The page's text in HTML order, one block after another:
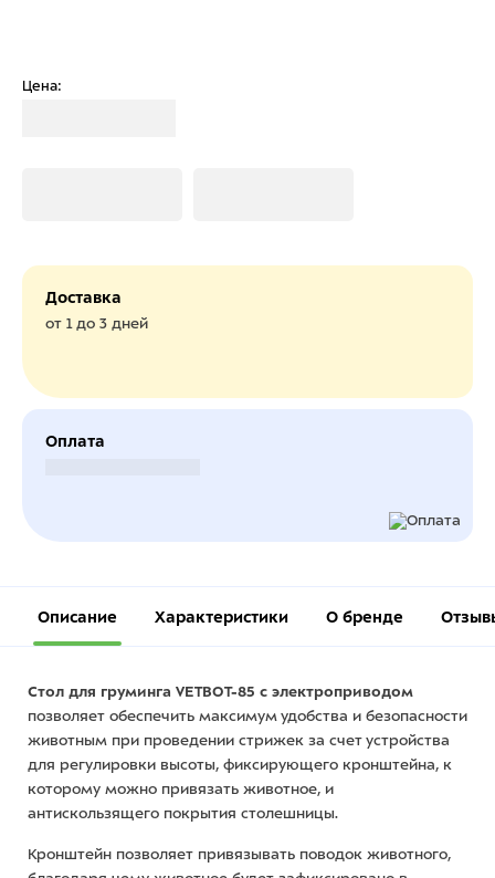
Цена:
Доставка
от 1 до 3 дней
Оплата
Описание Характеристики О бренде
Стол для груминга VETBOT-85 с электроприводом
позволяет обеспечить максимум удобства и безопасности
животным при проведении стрижек за счет устройства
для регулировки высоты, фиксирующего кронштейна, к
которому можно привязать животное, и
антискользящего покрытия столешницы.
Кронштейн позволяет привязывать поводок животного,